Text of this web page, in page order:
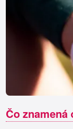
Čo znamená